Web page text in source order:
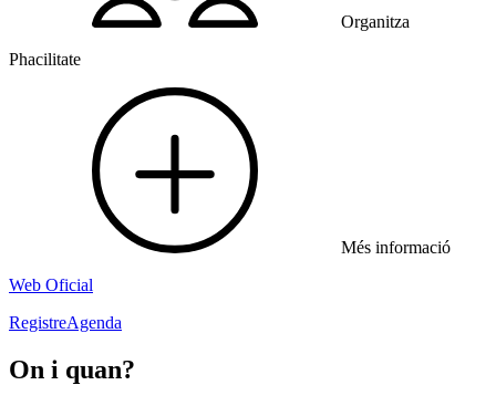
Organitza
Phacilitate
Més informació
Web Oficial
RegistreAgenda
On i quan?